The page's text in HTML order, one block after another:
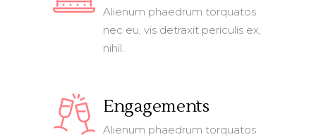
Alienum phaedrum torquatos
nec eu, vis detraxit periculis ex,
nihil.
Engagements
Alienum phaedrum torquatos